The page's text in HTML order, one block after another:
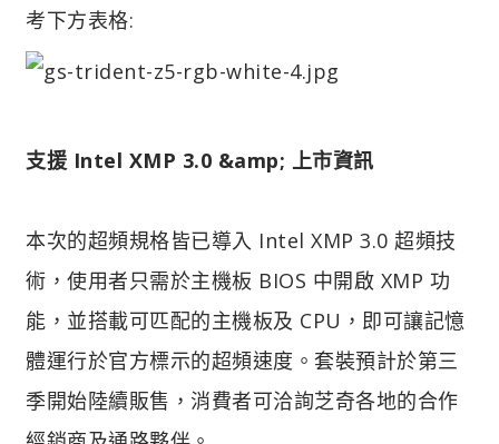
考下方表格:
支援 Intel XMP 3.0 &amp; 上市資訊
本次的超頻規格皆已導入 Intel XMP 3.0 超頻技
術，使用者只需於主機板 BIOS 中開啟 XMP 功
能，並搭載可匹配的主機板及 CPU，即可讓記憶
體運行於官方標示的超頻速度。套裝預計於第三
季開始陸續販售，消費者可洽詢芝奇各地的合作